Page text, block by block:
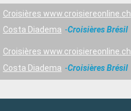
Croisières www.croisiereonline.ch
Costa Diadema
Croisières Brésil
Croisières www.croisiereonline.ch
Costa Diadema
Croisières Brésil